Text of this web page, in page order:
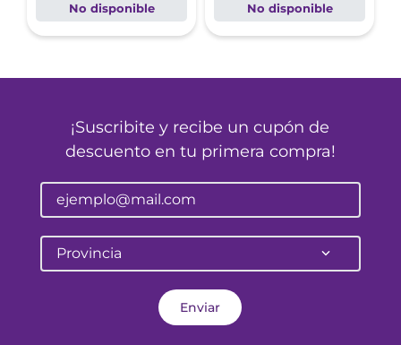
No disponible No disponible
¡Suscribite y recibe un cupón de
descuento en tu primera compra!
Provincia
Enviar